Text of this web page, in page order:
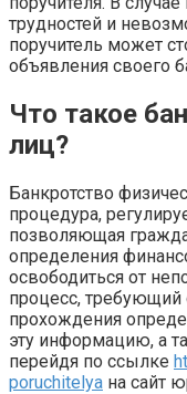
трудностей и
поручитель может
объявления своего
Что такое
лиц?
Банкротство
процедура,
позволяющая
определения
освободиться от
процесс,
прохождения
эту информацию, а
перейдя по ссылке
poruchitelya на сайт